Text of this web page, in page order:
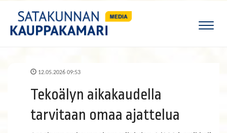
12.05.2026 09:53
Tekoälyn aikakaudella
tarvitaan omaa ajattelua